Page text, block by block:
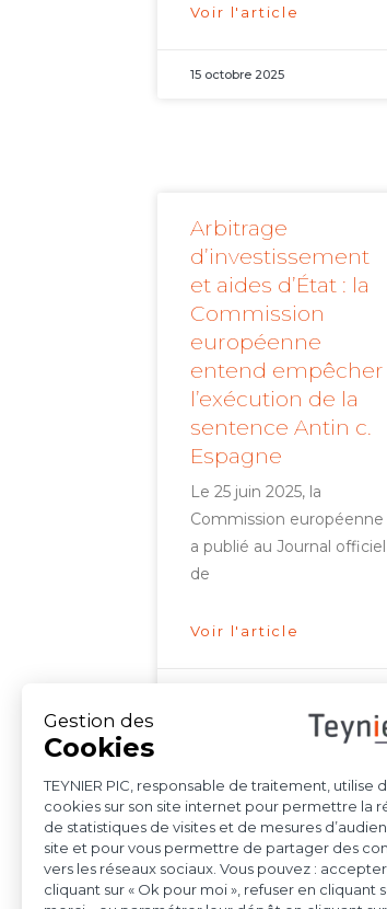
Voir l'article
15 octobre 2025
Arbitrage
d’investissement
et aides d’État : la
Commission
européenne
entend empêcher
l’exécution de la
sentence Antin c.
Espagne
Le 25 juin 2025, la
Commission européenne
a publié au Journal officiel
de
Voir l'article